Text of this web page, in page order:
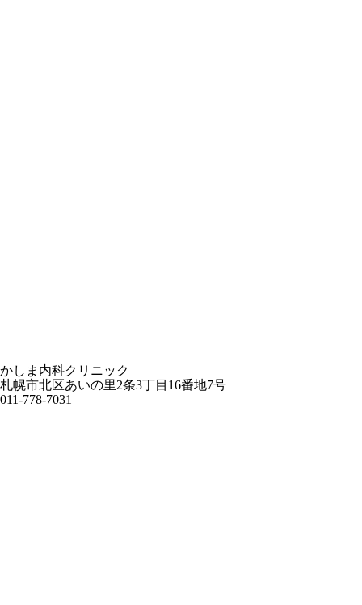
かしま内科クリニック
札幌市北区あいの里2条3丁目16番地7号
011-778-7031